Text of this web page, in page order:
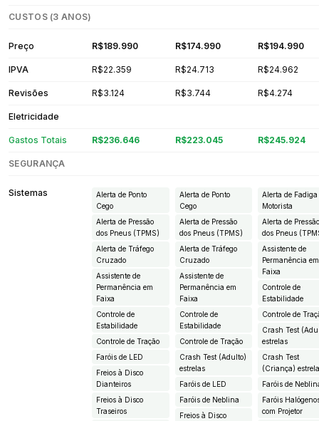
CUSTOS (3 ANOS)
Preço R$189.990 R$174.990 R$194.990
IPVA R$22.359 R$24.713 R$24.962
Revisões R$3.124 R$3.744 R$4.274
Eletricidade
Gastos Totais R$236.646 R$223.045 R$245.924
SEGURANÇA
Sistemas
Alerta de Ponto
Cego
Alerta de Pressão
dos Pneus (TPMS)
Alerta de Tráfego
Cruzado
Assistente de
Permanência em
Faixa
Controle de
Estabilidade
Controle de Tração
Faróis de LED
Freios à Disco
Dianteiros
Freios à Disco
Traseiros
Alerta de Ponto
Cego
Alerta de Pressão
dos Pneus (TPMS)
Alerta de Tráfego
Cruzado
Assistente de
Permanência em
Faixa
Controle de
Estabilidade
Controle de Tração
Crash Test (Adulto)
estrelas
Faróis de LED
Faróis de Neblina
Freios à Disco
Alerta de Fadiga
Motorista
Alerta de
dos Pneus
Assistente de
Permanência em
Faixa
Controle de
Estabilidade
Controle de
Crash Test
estrelas
Crash Test
(Criança)
Faróis de
Faróis
com Projetor